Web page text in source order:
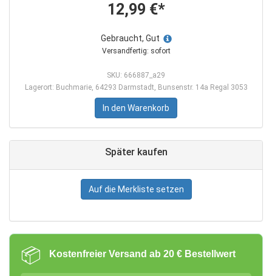
12,99 €*
Gebraucht, Gut
Versandfertig: sofort
SKU: 666887_a29
Lagerort: Buchmarie, 64293 Darmstadt, Bunsenstr. 14a Regal 3053
In den Warenkorb
Später kaufen
Auf die Merkliste setzen
📦 Kostenfreier Versand ab 20 € Bestellwert